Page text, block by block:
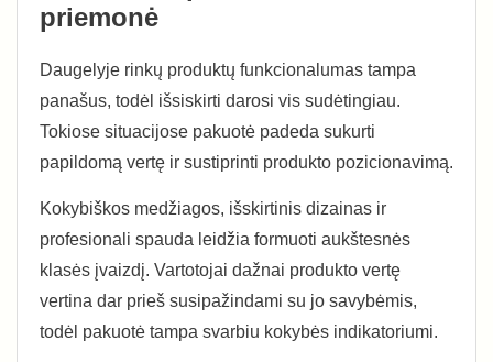
priemonė
Daugelyje rinkų produktų funkcionalumas tampa
panašus, todėl išsiskirti darosi vis sudėtingiau.
Tokiose situacijose pakuotė padeda sukurti
papildomą vertę ir sustiprinti produkto pozicionavimą.
Kokybiškos medžiagos, išskirtinis dizainas ir
profesionali spauda leidžia formuoti aukštesnės
klasės įvaizdį. Vartotojai dažnai produkto vertę
vertina dar prieš susipažindami su jo savybėmis,
todėl pakuotė tampa svarbiu kokybės indikatoriumi.